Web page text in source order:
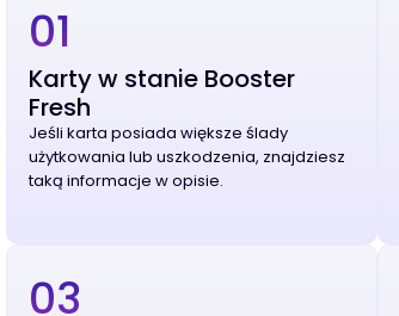
01
Karty w stanie Booster
Fresh
Jeśli karta posiada większe ślady
użytkowania lub uszkodzenia, znajdziesz
taką informacje w opisie.
03